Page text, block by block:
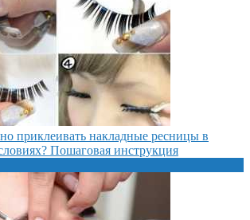
приклеивать накладные ресницы в
Пошаговая инструкция